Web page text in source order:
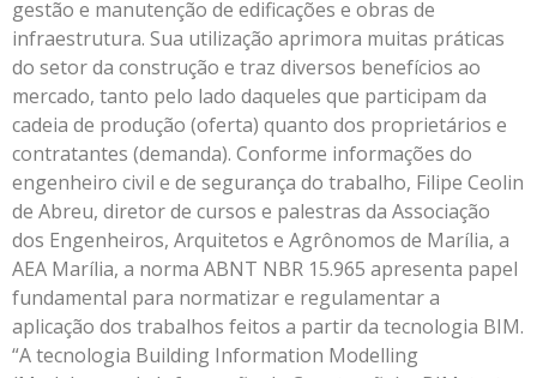
gestão e manutenção de edificações e obras de
infraestrutura. Sua utilização aprimora muitas práticas
do setor da construção e traz diversos benefícios ao
mercado, tanto pelo lado daqueles que participam da
cadeia de produção (oferta) quanto dos proprietários e
contratantes (demanda). Conforme informações do
engenheiro civil e de segurança do trabalho, Filipe Ceolin
de Abreu, diretor de cursos e palestras da Associação
dos Engenheiros, Arquitetos e Agrônomos de Marília, a
AEA Marília, a norma ABNT NBR 15.965 apresenta papel
fundamental para normatizar e regulamentar a
aplicação dos trabalhos feitos a partir da tecnologia BIM.
“A tecnologia Building Information Modelling